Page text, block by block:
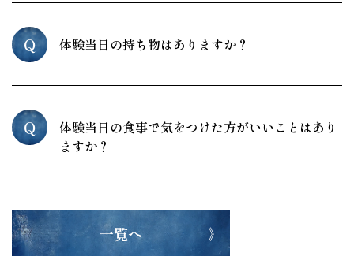
Q 体験当日の持ち物はありますか？
Q
体験当日の食事で気をつけた方がいいことはあり
ますか？
一覧へ